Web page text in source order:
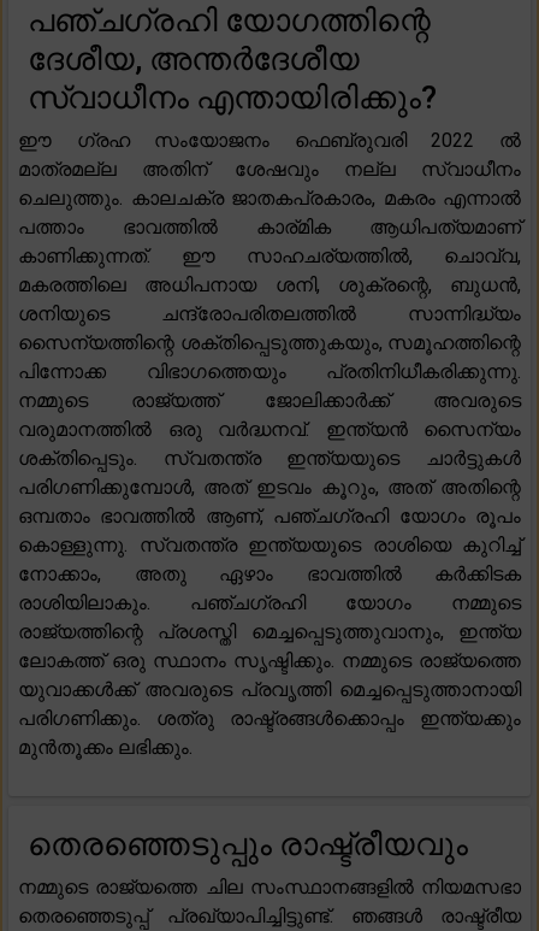
പഞ്ചഗ്രഹി യോഗത്തിന്റെ
ദേശീയ, അന്തർദേശീയ
സ്വാധീനം എന്തായിരിക്കും?
ഈ ഗ്രഹ സംയോജനം ഫെബ്രുവരി 2022 ൽ
മാത്രമല്ല അതിന് ശേഷവും നല്ല സ്വാധീനം
ചെലുത്തും. കാലചക്ര ജാതകപ്രകാരം, മകരം എന്നാൽ
പത്താം ഭാവത്തിൽ കാര്മിക ആധിപത്യമാണ്
കാണിക്കുന്നത്. ഈ സാഹചര്യത്തിൽ, ചൊവ്വ,
മകരത്തിലെ അധിപനായ ശനി, ശുക്രന്റെ, ബുധൻ,
ശനിയുടെ ചന്ദ്രോപരിതലത്തിൽ സാന്നിദ്ധ്യം
സൈന്യത്തിന്റെ ശക്തിപ്പെടുത്തുകയും, സമൂഹത്തിന്റെ
പിന്നോക്ക വിഭാഗത്തെയും പ്രതിനിധീകരിക്കുന്നു.
നമ്മുടെ രാജ്യത്ത് ജോലിക്കാർക്ക് അവരുടെ
വരുമാനത്തിൽ ഒരു വർദ്ധനവ്. ഇന്ത്യൻ സൈന്യം
ശക്തിപ്പെടും. സ്വതന്ത്ര ഇന്ത്യയുടെ ചാർട്ടുകൾ
പരിഗണിക്കുമ്പോൾ, അത് ഇടവം കൂറും, അത് അതിന്റെ
ഒമ്പതാം ഭാവത്തിൽ ആണ്, പഞ്ചഗ്രഹി യോഗം രൂപം
കൊള്ളുന്നു. സ്വതന്ത്ര ഇന്ത്യയുടെ രാശിയെ കുറിച്ച്
നോക്കാം, അതു ഏഴാം ഭാവത്തിൽ കർക്കിടക
രാശിയിലാകും. പഞ്ചഗ്രഹി യോഗം നമ്മുടെ
രാജ്യത്തിന്റെ പ്രശസ്തി മെച്ചപ്പെടുത്തുവാനും, ഇന്ത്യ
ലോകത്ത് ഒരു സ്ഥാനം സൃഷ്ടിക്കും. നമ്മുടെ രാജ്യത്തെ
യുവാക്കൾക്ക് അവരുടെ പ്രവൃത്തി മെച്ചപ്പെടുത്താനായി
പരിഗണിക്കും. ശത്രു രാഷ്ട്രങ്ങൾക്കൊപ്പം ഇന്ത്യക്കും
മുൻതൂക്കം ലഭിക്കും.
തെരഞ്ഞെടുപ്പും രാഷ്ട്രീയവും
നമ്മുടെ രാജ്യത്തെ ചില സംസ്ഥാനങ്ങളിൽ നിയമസഭാ
തെരഞ്ഞെടുപ്പ് പ്രഖ്യാപിച്ചിട്ടുണ്ട്. ഞങ്ങൾ രാഷ്ട്രീയ